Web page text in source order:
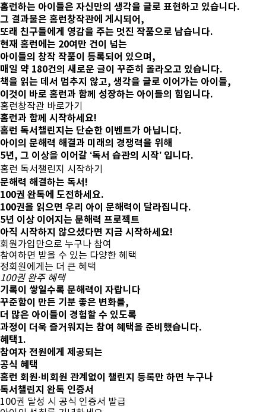
홈런하는 아이들은 자신만의 생각을 글로 표현하고 있습니다.
그 결과물은 홈런창작관에 게시되어,
또래 친구들에게 영감을 주는 멋진 작품으로 남습니다.
현재 홈런에는 20여만 건이 넘는
아이들의 창작 작품이 등록되어 있으며,
매일 약 180건의 새로운 글이 꾸준히 올라오고 있습니다.
책을 읽는 데서 멈추지 않고, 생각을 글로 이어가는 아이들,
이것이 바로 홈런과 함께 성장하는 아이들의 힘입니다.
홈런창작관 바로가기
홈런과 함께 시작하세요!
홈런 독서챌린지는 단순한 이벤트가 아닙니다.
아이의 문해력 해결과 미래의 경쟁력을 위해
5년, 그 이상을 이어갈 ‘독서 습관의 시작’ 입니다.
홈런 독서챌린지 시작하기
문해력 해결하는 독서!
100권 완독에 도전하세요.
100권을 읽으면 우리 아이 문해력이 달라집니다.
5년 이상 이어지는 문해력 프로젝트
아직 시작하지 않으셨다면 지금 시작하세요!
회원가입만으로 누구나 참여
참여하면 받을 수 있는 다양한 혜택
정회원에게는 더 큰 혜택
100권 완주 혜택
기록이 쌓일수록 문해력이 자랍니다
꾸준함이 만든 기분 좋은 변화를,
더 많은 아이들이 경험할 수 있도록
과정이 더욱 즐거워지는 참여 혜택을 준비했습니다.
혜택1.
참여자 전원에게 제공되는
공식 혜택
홈런 회원·비회원 관계없이 챌린지 등록만 하면 누구나
독서챌린지 완독 인증서
100권 달성 시 공식 인증서 발급